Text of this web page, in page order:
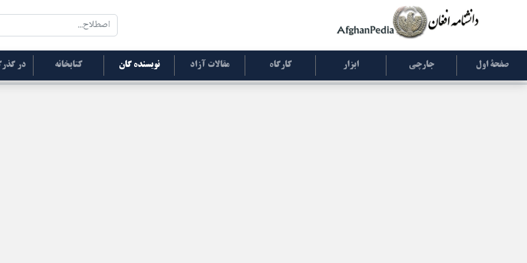
صفحۀ اول جارچی ابزار کارگاه مقالات آزاد نویسنده گان کتابخانه در